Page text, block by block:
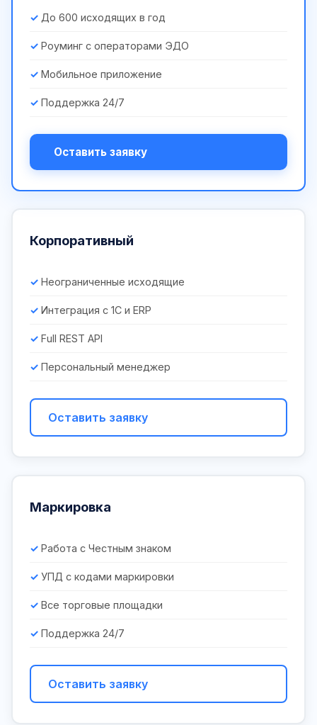
До 600 исходящих в год
Роуминг с операторами ЭДО
Мобильное приложение
Поддержка 24/7
Оставить заявку
Корпоративный
Неограниченные исходящие
Интеграция с 1С и ERP
Full REST API
Персональный менеджер
Оставить заявку
Маркировка
Работа с Честным знаком
УПД с кодами маркировки
Все торговые площадки
Поддержка 24/7
Оставить заявку